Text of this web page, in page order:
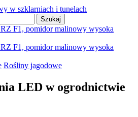
Rośliny jagodowe
LED w ogrodnictwie